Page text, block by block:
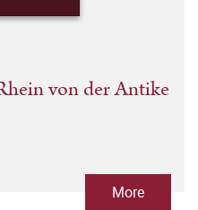
von der Antike
More